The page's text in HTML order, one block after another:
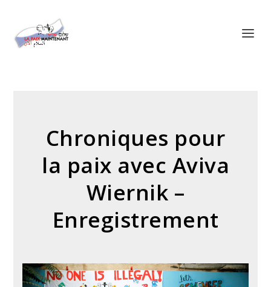
Chroniques pour
la paix avec Aviva
Wiernik –
Enregistrement